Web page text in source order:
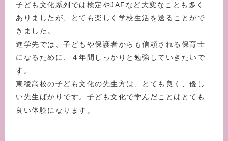
子ども文化系列では検定やJAFなど大変なことも多く
ありましたが、とても楽しく学校生活を送ることがで
きました。
進学先では、子どもや保護者からも信頼される保育士
になるために、４年間しっかりと勉強していきたいで
す。
東稜高校の子ども文化の先生方は、とても良く、優し
い先生ばかりです。子ども文化で学んだことはとても
良い体験になります。